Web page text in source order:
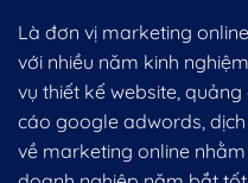
Là đơn vị marketing
với nhiều năm kinh
vụ thiết kế website,
cáo google adwords,
về marketing online